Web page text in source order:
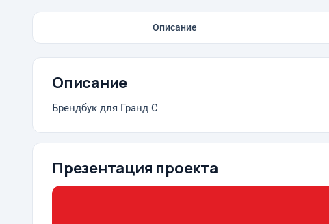
Описание
Описание
Брендбук для Гранд С
Презентация проекта